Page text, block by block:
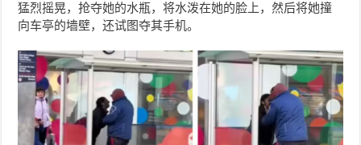
猛烈摇晃，抢夺她的水瓶，将水泼在她的脸上，然后将她撞
向车亭的墙壁，还试图夺其手机。